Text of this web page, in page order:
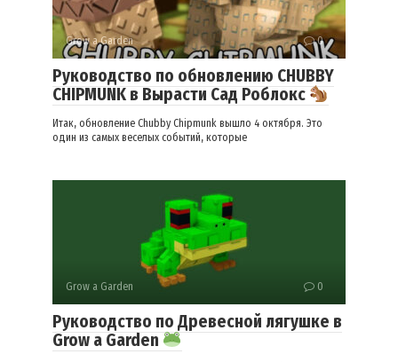
Grow a Garden 0
Руководство по обновлению CHUBBY
CHIPMUNK в Вырасти Сад Роблокс
Итак, обновление Chubby Chipmunk вышло 4 октября. Это
один из самых веселых событий, которые
Grow a Garden 0
Руководство по Древесной лягушке в
Grow a Garden